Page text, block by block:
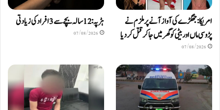
امریکا: جھگڑے کی آواز آنے پر ملزم نے
پڑوسی ماں اور بیٹی کو گھر میں جا کر قتل کر دیا
07/08/2026
ہڑپہ: 12 سالہ بچے سے 3 افراد کی زیادتی
07/08/2026